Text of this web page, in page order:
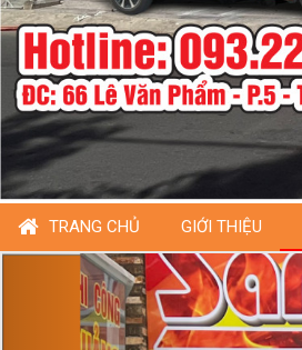
TRANG CHỦ GIỚI THIỆU
Previous